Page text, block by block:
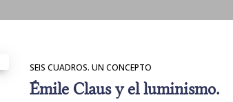
SEIS CUADROS. UN CONCEPTO
Émile Claus y el luminismo.